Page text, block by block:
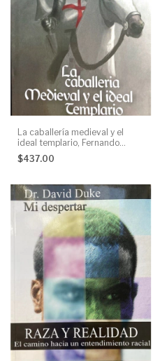
La caballería medieval y el
ideal templario, Fernando
Pozas
$437.00